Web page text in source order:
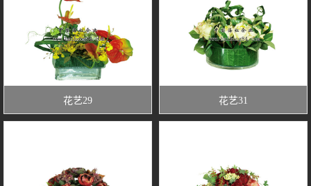
花艺29 花艺31